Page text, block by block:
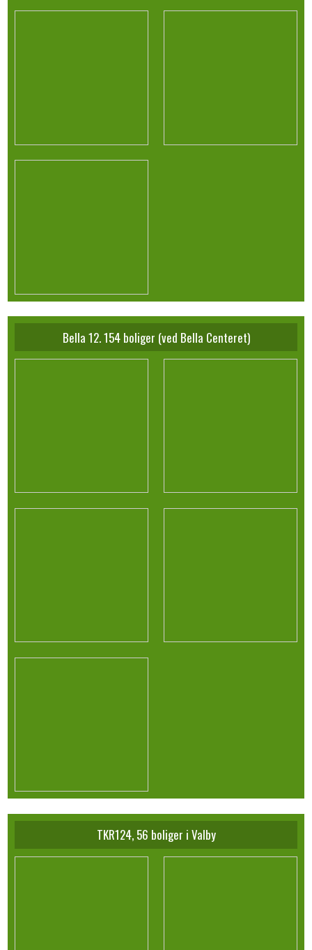
Bella 12. 154 boliger (ved Bella Centeret)
TKR124, 56 boliger i Valby